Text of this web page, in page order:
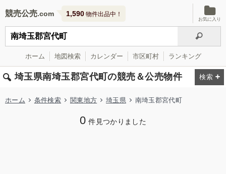
競売公売 1,590 物件出品中！
お気に入り
ホーム 地図検索 カレンダー 市区町村 ランキング
埼玉県南埼玉郡宮代町の競売＆公売物件
ホーム 条件検索 関東地方 埼玉県 南埼玉郡宮代町
0 件見つかりました